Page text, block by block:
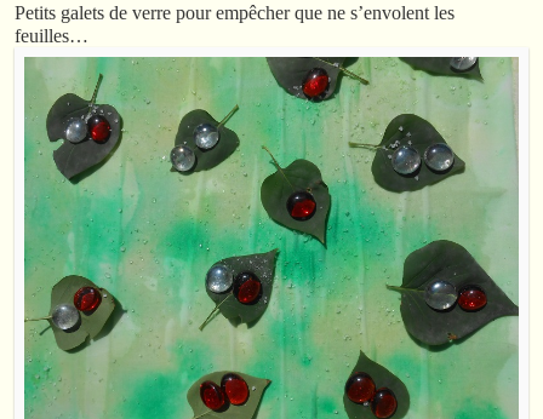
Petits galets de verre pour empêcher que ne s’envolent les
feuilles…